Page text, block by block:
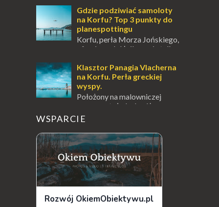
odwiedzić. Moja zimowa podróż do
Locarno gwara...
Gdzie podziwiać samoloty
na Korfu? Top 3 punkty do
planespottingu
Korfu, perła Morza Jońskiego,
oferuje podróżnikom nie tylko
wioski, ale także coś wyjątkowego –
prawd...
Klasztor Panagia Vlacherna
na Korfu. Perła greckiej
wyspy.
Położony na malowniczej
wysepce, tuż obok półwyspu
Kanoni, Święty Klasztor Panagia Vlacherna
jest jednym z najbardziej rozpoznawalnych
symbo...
WSPARCIE